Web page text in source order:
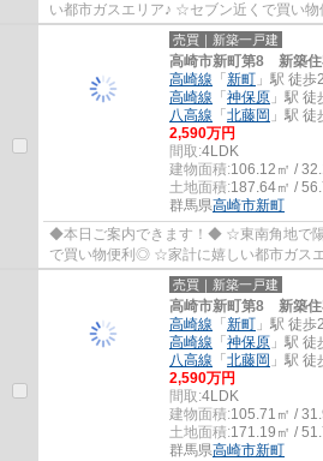
い都市ガスエリア♪ ☆セブン近くで買い
売買｜新築一戸建
高崎市新町第8 新築
高崎線 「 新町 」駅 徒歩
高崎線 「 神保原 」駅
八高線 「 北藤岡 」駅
2,590万円
間取:4LDK
建物面積:106.12㎡ /
土地面積:187.64㎡ /
群馬県高崎市新町
◆本日ご案内できます！◆ ☆東南角地で
で買い物便利◎ ☆家計に嬉しい都市ガス
ルコニー！
売買｜新築一戸建
高崎市新町第8 新築
高崎線 「 新町 」駅 徒歩
高崎線 「 神保原 」駅
八高線 「 北藤岡 」駅
2,590万円
間取:4LDK
建物面積:105.71㎡ /
土地面積:171.19㎡ /
群馬県高崎市新町